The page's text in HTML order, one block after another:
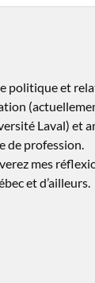
politique et
Laval) et
de profession.
mes
et d’ailleurs.